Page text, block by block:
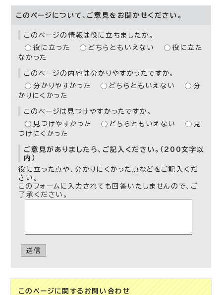
このページについて、ご意見をお聞かせください。
このページの情報は役に立ちましたか。
役に立った
どちらともいえない
役に立た
なかった
このページの内容は分かりやすかったですか。
分かりやすかった
どちらともいえない
分
かりにくかった
このページは見つけやすかったですか。
見つけやすかった
どちらともいえない
見
つけにくかった
ご意見がありましたら、ご記入ください。（200文字以
内）
役に立った点や、分かりにくかった点などをご記入くだ
さい。
このフォームに入力されても回答いたしませんので、ご
了承ください。
送信
このページに関する お問い合わせ